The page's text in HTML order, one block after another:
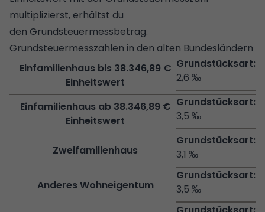
multiplizierst, erhältst du
den Grundsteuermessbetrag.
Grundsteuermesszahlen in den alten Bundesländern
Einfamilienhaus bis 38.346,89 €
Einheitswert
2,6 ‰
Einfamilienhaus ab 38.346,89 €
Einheitswert
3,5 ‰
Zweifamilienhaus 3,1 ‰
Anderes Wohneigentum 3,5 ‰